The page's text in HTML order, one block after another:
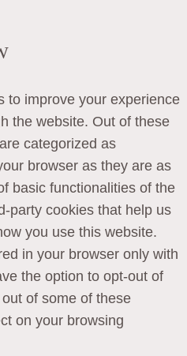
to improve your experience
the website. Out of these
categorized as
browser as they are as
basic functionalities of the
party cookies that help us
you use this website.
in your browser only with
the option to opt-out of
of some of these
on your browsing